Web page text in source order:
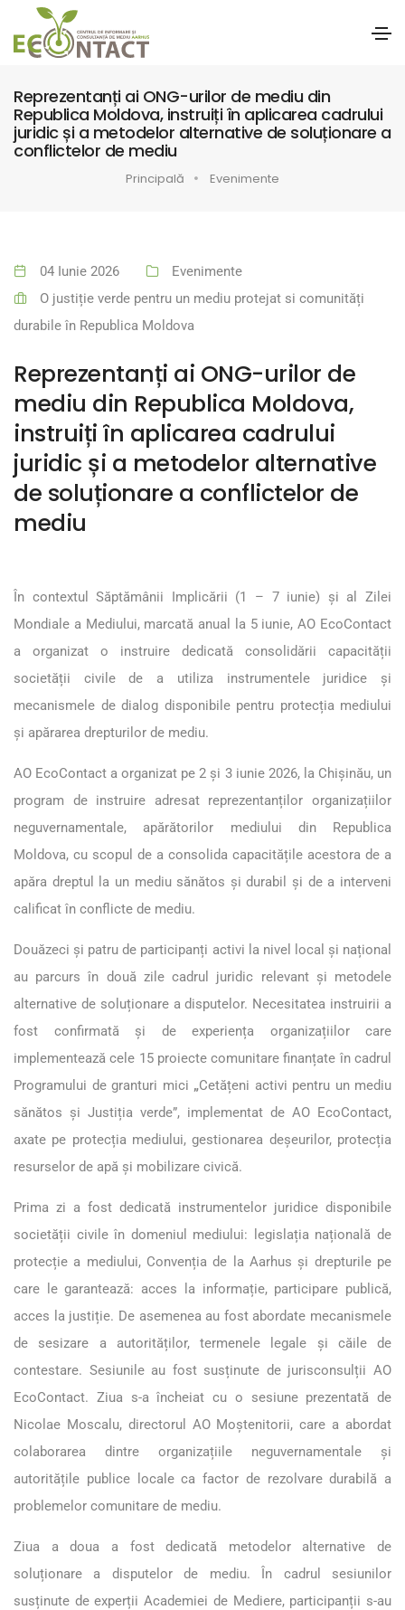
Reprezentanți ai ONG-urilor de mediu din
Republica Moldova, instruiți în aplicarea cadrului
juridic și a metodelor alternative de soluționare a
conflictelor de mediu
Principală Evenimente
04 Iunie 2026
Evenimente
O justiție verde pentru un mediu protejat si comunități
durabile în Republica Moldova
Reprezentanți ai ONG-urilor de
mediu din Republica Moldova,
instruiți în aplicarea cadrului
juridic și a metodelor alternative
de soluționare a conflictelor de
mediu
În contextul Săptămânii Implicării (1 – 7 iunie) și al Zilei
Mondiale a Mediului, marcată anual la 5 iunie, AO EcoContact
a organizat o instruire dedicată consolidării capacității
societății civile de a utiliza instrumentele juridice și
mecanismele de dialog disponibile pentru protecția mediului
și apărarea drepturilor de mediu.
AO EcoContact a organizat pe 2 și 3 iunie 2026, la Chișinău, un
program de instruire adresat reprezentanților organizațiilor
neguvernamentale, apărătorilor mediului din Republica
Moldova, cu scopul de a consolida capacitățile acestora de a
apăra dreptul la un mediu sănătos și durabil și de a interveni
calificat în conflicte de mediu.
Douăzeci și patru de participanți activi la nivel local și național
au parcurs în două zile cadrul juridic relevant și metodele
alternative de soluționare a disputelor. Necesitatea instruirii a
fost confirmată și de experiența organizațiilor care
implementează cele 15 proiecte comunitare finanțate în cadrul
Programului de granturi mici „Cetățeni activi pentru un mediu
sănătos și Justiția verde”, implementat de AO EcoContact,
axate pe protecția mediului, gestionarea deșeurilor, protecția
resurselor de apă și mobilizare civică.
Prima zi a fost dedicată instrumentelor juridice disponibile
societății civile în domeniul mediului: legislația națională de
protecție a mediului, Convenția de la Aarhus și drepturile pe
care le garantează: acces la informație, participare publică,
acces la justiție. De asemenea au fost abordate mecanismele
de sesizare a autorităților, termenele legale și căile de
contestare. Sesiunile au fost susținute de jurisconsulții AO
EcoContact. Ziua s-a încheiat cu o sesiune prezentată de
Nicolae Moscalu, directorul AO Moștenitorii, care a abordat
colaborarea dintre organizațiile neguvernamentale și
autoritățile publice locale ca factor de rezolvare durabilă a
problemelor comunitare de mediu.
Ziua a doua a fost dedicată metodelor alternative de
soluționare a disputelor de mediu. În cadrul sesiunilor
susținute de experții Academiei de Mediere, participanții s-au